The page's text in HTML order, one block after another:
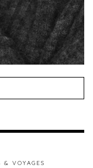
& VOYAGES